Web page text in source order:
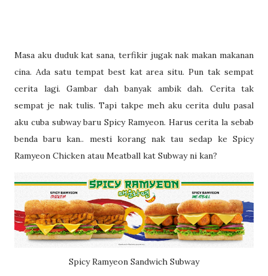
Masa aku duduk kat sana, terfikir jugak nak makan makanan
cina. Ada satu tempat best kat area situ. Pun tak sempat
cerita lagi. Gambar dah banyak ambik dah. Cerita tak
sempat je nak tulis. Tapi takpe meh aku cerita dulu pasal
aku cuba subway baru Spicy Ramyeon. Harus cerita la sebab
benda baru kan.. mesti korang nak tau sedap ke Spicy
Ramyeon Chicken atau Meatball kat Subway ni kan?
Spicy Ramyeon Sandwich Subway